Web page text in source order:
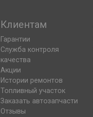
Клиентам
Гарантии
Служба контроля
качества
Акции
Истории ремонтов
Топливный участок
Заказать автозапчасти
Отзывы